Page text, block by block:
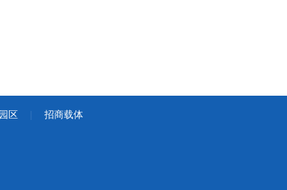
区 招商载体